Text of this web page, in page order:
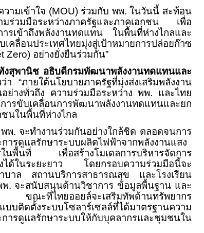
ามเข้าใจ (MOU) ร่วมกับ พพ. ในวันนี้ สะท้อน
มร่วมมือระหว่างภาครัฐและภาคเอกชน เพื่อ
รเข้าถึงพลังงานทดแทน ในพื้นที่ห่างไกลและ
อนประเทศไทยมุ่งสู่เป้าหมายการปล่อยก๊าซ
Zero) อย่างยั่งยืนร่วมกัน”
สุพานิช อธิบดีกรมพัฒนาพลังงานทดแทนและ
า “ภายใต้นโยบายภาครัฐที่มุ่งส่งเสริมพลังงาน
อย่างทั่วถึง ความร่วมมือระหว่าง พพ. และไทย
รขับเคลื่อนการพัฒนาพลังงานทดแทนและยก
นในพื้นที่ห่างไกล
งานร่วมกันอย่างใกล้ชิด ตลอดจนการ
ารดูแลรักษาระบบผลิตไฟฟ้าจากพลังงานแสง
ในพื้นที่ เพื่อสร้างโมเดลการบริหารจัดการ
งได้ในระยะยาว โดยกรอบความร่วมมือนี้จะ
าบาล สถานบริการสาธารณสุข และโรงเรียน
พ. จะสนับสนุนด้านวิชาการ ข้อมูลพื้นฐาน และ
ณะที่ไทยออยล์จะเสริมทัพด้านทรัพยากร
ติดตั้งระบบโซลาร์เซลล์ที่ได้มาตรฐานความ
ารดูแลรักษาระบบให้กับบุคลากรและชุมชนใน